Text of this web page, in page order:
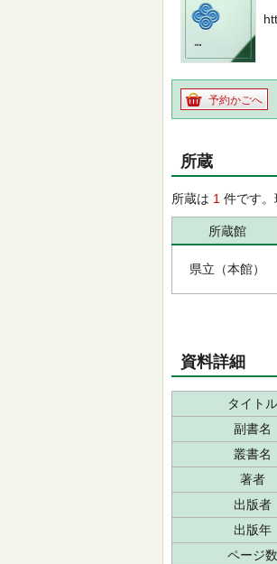
予約かごへ
所蔵
所蔵は 1 件です
所蔵館
県立（本館）
資料詳細
タイトル
副書名
叢書名
著者
出版者
出版年
ページ数